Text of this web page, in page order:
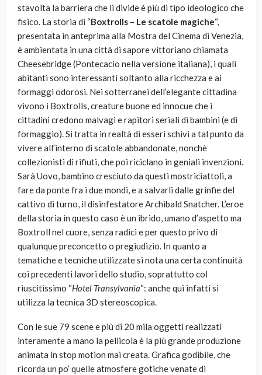
stavolta la barriera che li divide è più di tipo ideologico che
fisico. La storia di “Boxtrolls – Le scatole magiche“,
presentata in anteprima alla Mostra del Cinema di Venezia,
è ambientata in una città di sapore vittoriano chiamata
Cheesebridge (Pontecacio nella versione italiana), i quali
abitanti sono interessanti soltanto alla ricchezza e ai
formaggi odorosi. Nei sotterranei dell’elegante cittadina
vivono i Boxtrolls, creature buone ed innocue che i
cittadini credono malvagi e rapitori seriali di bambini (e di
formaggio). Si tratta in realtà di esseri schivi a tal punto da
vivere all’interno di scatole abbandonate, nonchè
collezionisti di rifiuti, che poi riciclano in geniali invenzioni.
Sarà Uovo, bambino cresciuto da questi mostriciattoli, a
fare da ponte fra i due mondi, e a salvarli dalle grinfie del
cattivo di turno, il disinfestatore Archibald Snatcher. L’eroe
della storia in questo caso è un ibrido, umano d’aspetto ma
Boxtroll nel cuore, senza radici e per questo privo di
qualunque preconcetto o pregiudizio. In quanto a
tematiche e tecniche utilizzate si nota una certa continuità
coi precedenti lavori dello studio, soprattutto col
riuscitissimo “Hotel Transylvania“: anche qui infatti si
utilizza la tecnica 3D stereoscopica.
Con le sue 79 scene e più di 20 mila oggetti realizzati
interamente a mano la pellicola è la più grande produzione
animata in stop motion mai creata. Grafica godibile, che
ricorda un po’ quelle atmosfere gotiche venate di